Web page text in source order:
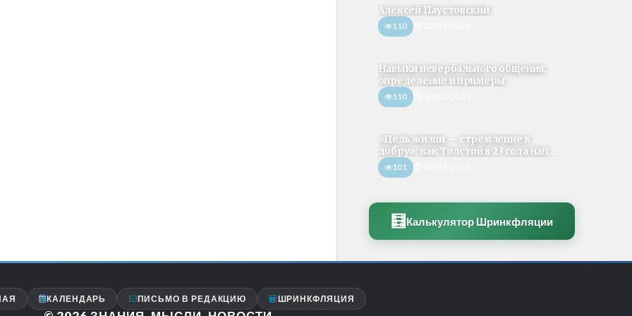
Алексей Паустовский
110
Навыки невербального общения:
определение и примеры
110
«Цель жизни — стремление к
добру»: как Толстой в 23 года нап...
101
🧮 Калькулятор Шринкфляции
КАЛЕНДАРЬ ПИСЬМО В РЕДАКЦИЮ ШРИНКФЛЯЦИЯ